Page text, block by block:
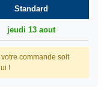
Standard
jeudi 13 aout
commande soit
!